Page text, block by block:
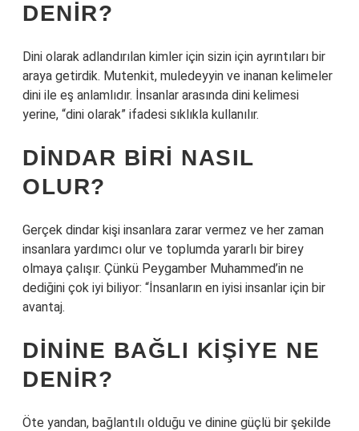
DENIR?
Dini olarak adlandırılan kimler için sizin için ayrıntıları bir
araya getirdik. Mutenkit, muledeyyin ve inanan kelimeler
dini ile eş anlamlıdır. İnsanlar arasında dini kelimesi
yerine, “dini olarak” ifadesi sıklıkla kullanılır.
DINDAR BIRI NASIL
OLUR?
Gerçek dindar kişi insanlara zarar vermez ve her zaman
insanlara yardımcı olur ve toplumda yararlı bir birey
olmaya çalışır. Çünkü Peygamber Muhammed’in ne
dediğini çok iyi biliyor: “İnsanların en iyisi insanlar için bir
avantaj.
DININE BAĞLI KIŞIYE NE
DENIR?
Öte yandan, bağlantılı olduğu ve dinine güçlü bir şekilde